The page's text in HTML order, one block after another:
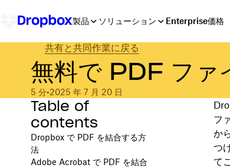
製品 ソリューション Enterprise価格
共有と共同作業に戻る
無料で PDF ファ
5 分•2025 年 7 月 20 日
Table of
contents
Dropbox で PDF を結合する方
法
Adobe Acrobat で PDF を結合
フ
か
つ
て